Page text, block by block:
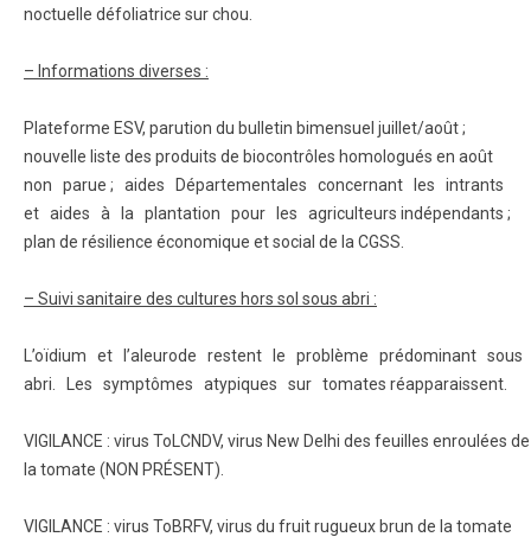
noctuelle défoliatrice sur chou.
– Informations diverses :
Plateforme ESV, parution du bulletin bimensuel juillet/août ;
nouvelle liste des produits de biocontrôles homologués en août
non parue ; aides Départementales concernant les intrants
et aides à la plantation pour les agriculteurs indépendants ;
plan de résilience économique et social de la CGSS.
– Suivi sanitaire des cultures hors sol sous abri :
L’oïdium et l’aleurode restent le problème prédominant sous
abri. Les symptômes atypiques sur tomates réapparaissent.
VIGILANCE : virus ToLCNDV, virus New Delhi des feuilles enroulées de
la tomate (NON PRÉSENT).
VIGILANCE : virus ToBRFV, virus du fruit rugueux brun de la tomate